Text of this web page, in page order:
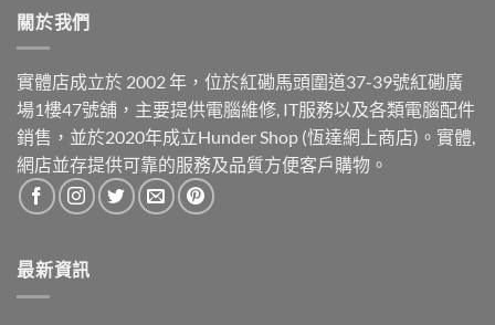
關於我們
實體店成立於 2002 年，位於紅磡馬頭圍道37-39號紅磡廣
場1樓47號舖，主要提供電腦維修, IT服務以及各類電腦配件
銷售，並於2020年成立Hunder Shop (恆達網上商店)。實體,
網店並存提供可靠的服務及品質方便客戶購物。
最新資訊